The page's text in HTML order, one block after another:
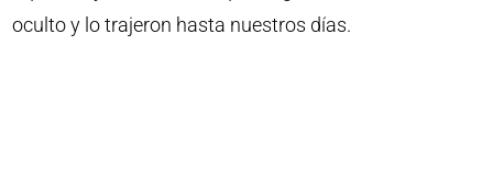
oculto y lo trajeron hasta nuestros días.